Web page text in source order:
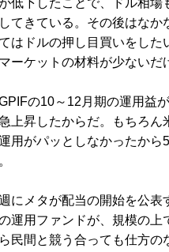
低下したことで、ドル相場
てきている。その後はな
はドルの押し目買いをし
ーケットの材料が少ないだ
の10～12月期の運用益
上昇したからだ。もちろ
用がパッとしなかったから
にメタが配当の開始を公表
運用ファンドが、規模の
民間と競う合っても仕方